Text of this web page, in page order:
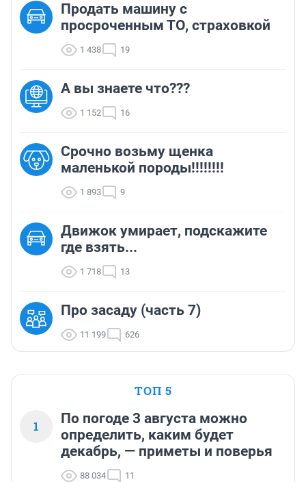
Продать машину с
просроченным ТО, страховкой
1 438 19
А вы знаете что???
1 152 16
Срочно возьму щенка
маленькой породы!!!!!!!!
1 893 9
Движок умирает, подскажите
где взять...
1 718 13
Про засаду (часть 7)
11 199 626
ТОП 5
1
По погоде 3 августа можно
определить, каким будет
декабрь, — приметы и поверья
88 034 11